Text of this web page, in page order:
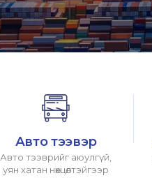
Авто тээвэр
Авто тээврийг аюулгүй,
уян хатан нөхцөлтэйгээр